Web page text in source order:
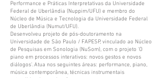
Performance e Práticas Interpretativas da Universidade
Federal de Uberlândia (Nuppim/UFU) e membro do
Núcleo de Música e Tecnologia da Universidade Federal
de Uberlândia (Numut/UFU).
Desenvolveu projeto de pós-doutoramento na
Universidade de São Paulo / FAPESP, vinculado ao Núcleo
de Pesquisas em Sonologia (NuSom), com o projeto 'O
piano em processos interativos: novos gestos e novos
diálogos'. Atua nos seguintes áreas: performance, piano,
música contemporânea, técnicas instrumentais